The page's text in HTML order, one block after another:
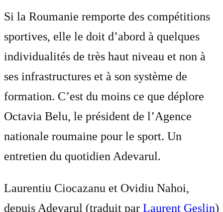
Si la Roumanie remporte des compétitions
sportives, elle le doit d’abord à quelques
individualités de très haut niveau et non à
ses infrastructures et à son système de
formation. C’est du moins ce que déplore
Octavia Belu, le président de l’Agence
nationale roumaine pour le sport. Un
entretien du quotidien Adevarul.
Laurentiu Ciocazanu et Ovidiu Nahoi,
depuis Adevarul (traduit par Laurent Geslin)